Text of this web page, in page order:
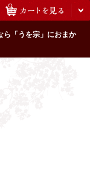
ら「うを宗」におまか